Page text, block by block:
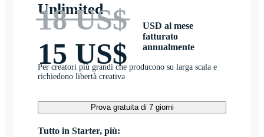
Unlimited
18 US$
15 US$
USD al mese
fatturato
annualmente
Per creatori più grandi che producono su larga scala e
richiedono libertà creativa
Prova gratuita di 7 giorni
Tutto in Starter, più: